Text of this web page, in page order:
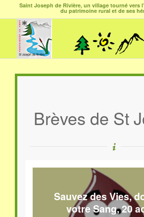
Saint Joseph de Rivière, un village tourné vers
du patrimoine rural et de ses
Brèves de St
Sauvez des Vies,
votre Sang, 20